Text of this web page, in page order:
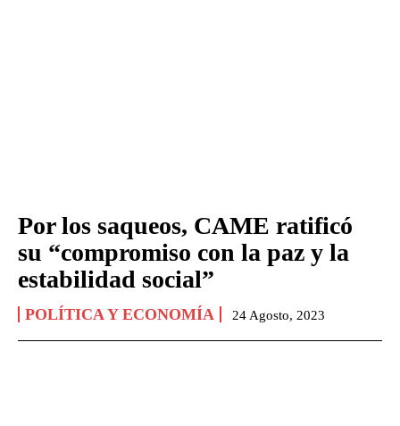
Por los saqueos, CAME ratificó
su “compromiso con la paz y la
estabilidad social”
POLÍTICA Y ECONOMÍA 24 Agosto, 2023